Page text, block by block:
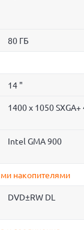
80 ГБ
14 "
1400 x 1050 SXGA+
Intel GMA 900
накопителями
DVD±RW DL